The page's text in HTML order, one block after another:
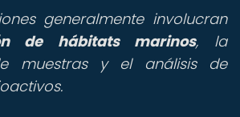
generalmente involucran
de hábitats marinos, la
muestras y el análisis de